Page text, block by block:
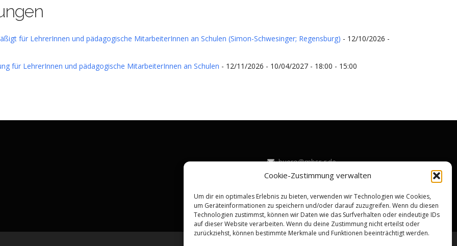
Cookie-Zustimmung verwalten
Um dir ein optimales Erlebnis zu bieten, verwenden wir Technologien wie Cookies,
um Geräteinformationen zu speichern und/oder darauf zuzugreifen. Wenn du diesen
Technologien zustimmst, können wir Daten wie das Surfverhalten oder eindeutige IDs
auf dieser Website verarbeiten. Wenn du deine Zustimmung nicht erteilst oder
zurückziehst, können bestimmte Merkmale und Funktionen beeinträchtigt werden.
für LehrerInnen und pädagogische MitarbeiterInnen an Schulen (Simon-Schwesinger; Regensburg) - 12/10/2026 -
für LehrerInnen und pädagogische MitarbeiterInnen an Schulen - 12/11/2026 - 10/04/2027 - 18:00 - 15:00
buero@mbsr-r.de
Datenschutz | Impressum |
CookieNotice | Bildquellen-Nachweis